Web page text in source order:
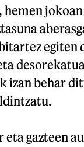
egiten
izan behar
eta gazteen